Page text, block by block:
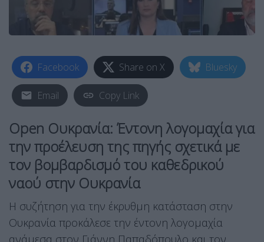
Facebook Share on X Bluesky
Email Copy Link
Open Ουκρανία: Έντονη λογομαχία για
την προέλευση της πηγής σχετικά με
τον βομβαρδισμό του καθεδρικού
ναού στην Ουκρανία
Η συζήτηση για την έκρυθμη κατάσταση στην
Ουκρανία προκάλεσε την έντονη λογομαχία
ανάμεσα στον Γιάννη Παπαδόπουλο και τον